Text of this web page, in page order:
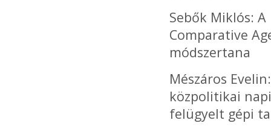
Sebők Miklós:
Comparative
módszertana
Mészáros
közpolitikai
felügyelt gépi